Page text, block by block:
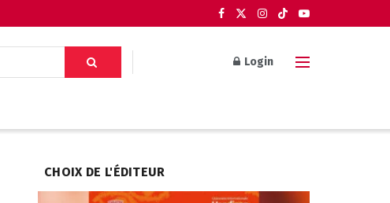
Login
CHOIX DE L'ÉDITEUR